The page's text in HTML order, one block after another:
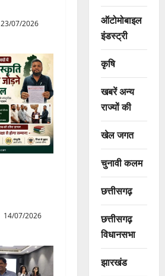
23/07/2026
14/07/2026
ऑटोमोबाइल
इंडस्ट्री
कृषि
खबरें अन्य
राज्यों की
खेल जगत
चुनावी कलम
छत्तीसगढ़
छत्तीसगढ़
विधानसभा
झारखंड